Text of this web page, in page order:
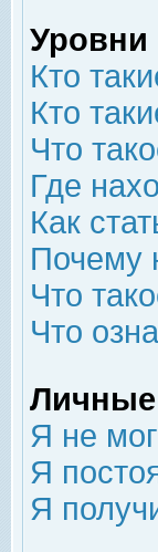
Уровни
Кто
Кто
Что
Где
Как
Почему
Что
Что
Я не
Я
Я